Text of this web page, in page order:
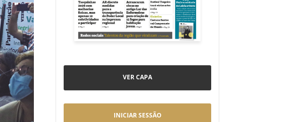
VER CAPA
INICIAR SESSÃO